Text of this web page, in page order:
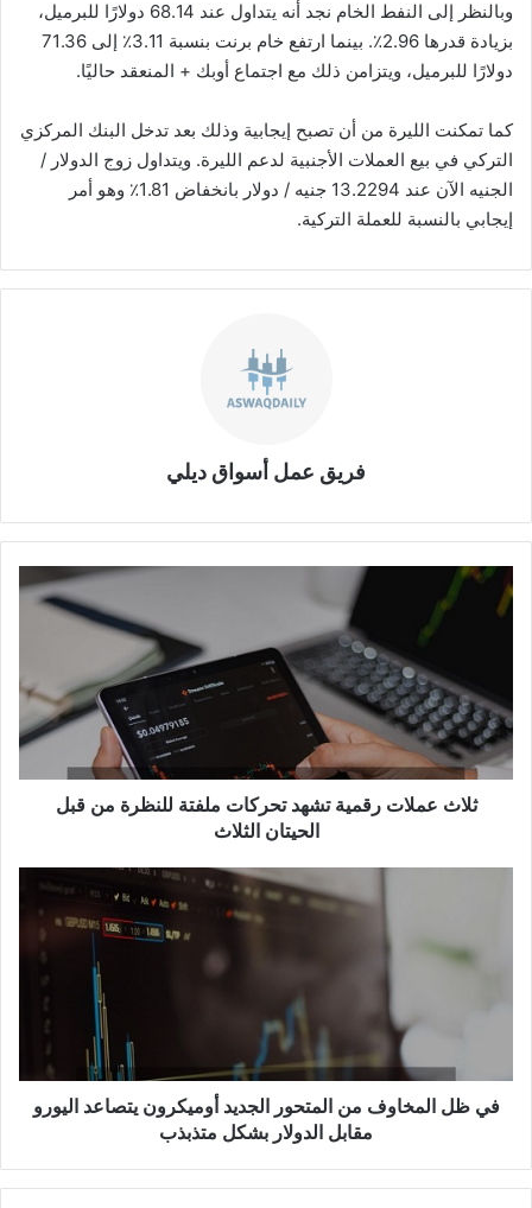
وبالنظر إلى النفط الخام نجد أنه يتداول عند 68.14 دولارًا للبرميل،
بزيادة قدرها 2.96٪. بينما ارتفع خام برنت بنسبة 3.11٪ إلى 71.36
دولارًا للبرميل، ويتزامن ذلك مع اجتماع أوبك + المنعقد حاليًا.
كما تمكنت الليرة من أن تصبح إيجابية وذلك بعد تدخل البنك المركزي
التركي في بيع العملات الأجنبية لدعم الليرة. ويتداول زوج الدولار /
الجنيه الآن عند 13.2294 جنيه / دولار بانخفاض 1.81٪ وهو أمر
إيجابي بالنسبة للعملة التركية.
فريق عمل أسواق ديلي
ثلاث
عملات
ملفتة
للنظرة
من
قبل
الحيتانثلاث عملات رقمية تشهد تحركات ملفتة للنظرة من قبل
الحيتان الثلاث
اليورو
مقابل
في ظل المخاوف من المتحور الجديد أوميكرون يتصاعد اليورو
مقابل الدولار بشكل متذبذب